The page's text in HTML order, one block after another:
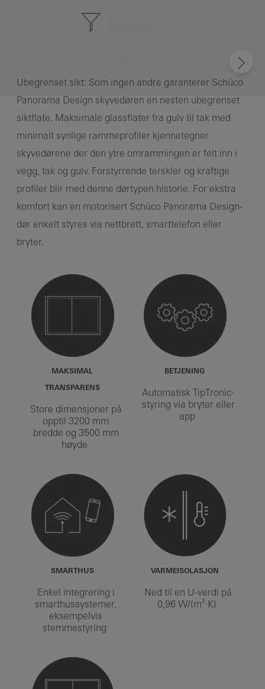
Ubegrenset sikt: Som ingen andre garanterer Schüco
Panorama Design skyvedøren en nesten ubegrenset
siktflate. Maksimale glassflater fra gulv til tak med
minimalt synlige rammeprofiler kjennetegner
skyvedørene der den ytre omrammingen er felt inn i
vegg, tak og gulv. Forstyrrende terskler og kraftige
profiler blir med denne dørtypen historie. For ekstra
komfort kan en motorisert Schüco Panorama Design-
dør enkelt styres via nettbrett, smarttelefon eller
bryter.
MAKSIMAL
TRANSPARENS
Store dimensjoner på
opptil 3200 mm
bredde og 3500 mm
høyde
BETJENING
Automatisk TipTronic-
styring via bryter eller
app
SMARTHUS
Enkel integrering i
smarthussystemer,
eksempelvis
stemmestyring
VARMEISOLASJON
Ned til en U-verdi på
0,96 W/(m²·K)